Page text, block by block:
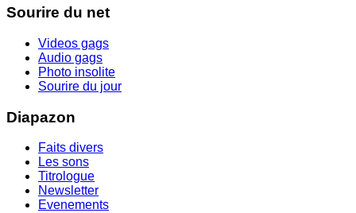
Sourire du net
Videos gags
Audio gags
Photo insolite
Sourire du jour
Diapazon
Faits divers
Les sons
Titrologue
Newsletter
Evenements